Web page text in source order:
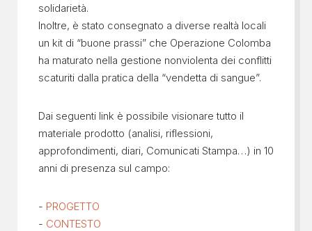
solidarietà.
Inoltre, è stato consegnato a diverse realtà locali
un kit di “buone prassi” che Operazione Colomba
ha maturato nella gestione nonviolenta dei conflitti
scaturiti dalla pratica della “vendetta di sangue”.
Dai seguenti link è possibile visionare tutto il
materiale prodotto (analisi, riflessioni,
approfondimenti, diari, Comunicati Stampa…) in 10
anni di presenza sul campo:
- PROGETTO
- CONTESTO